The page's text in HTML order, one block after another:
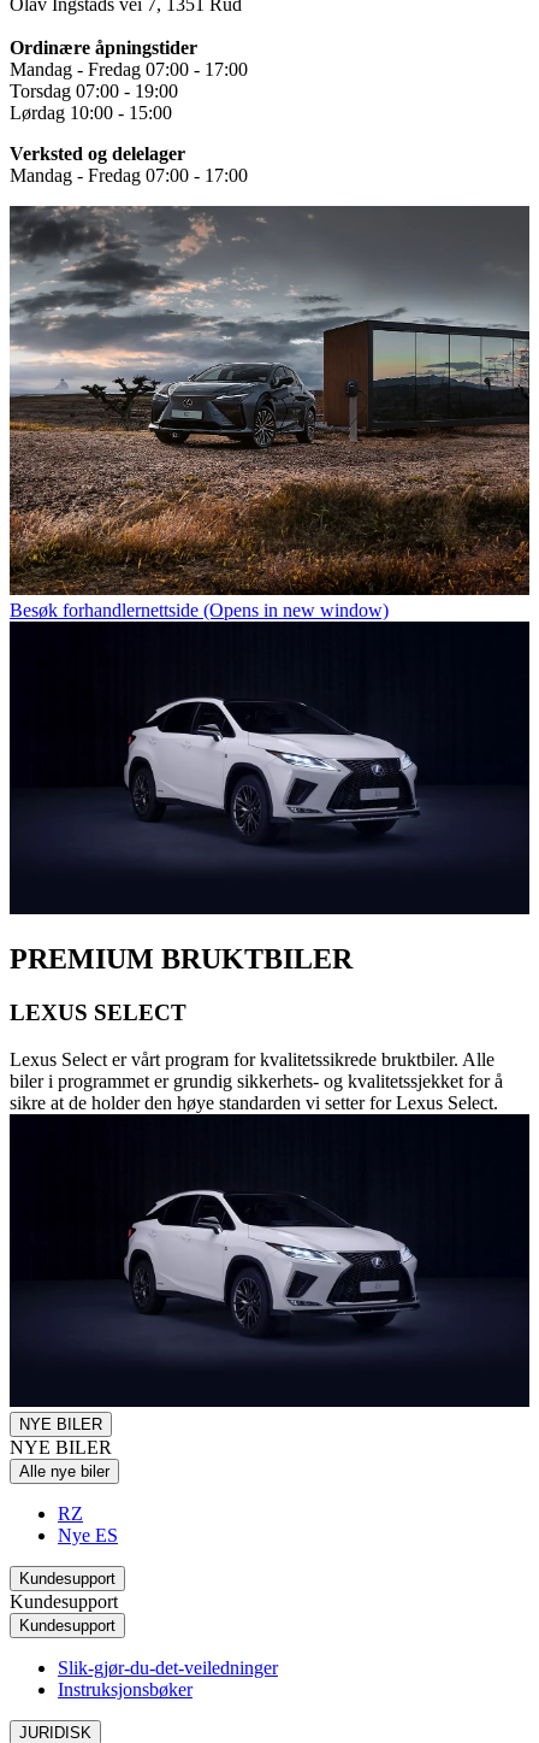
Olav Ingstads vei 7, 1351 Rud
Ordinære åpningstider
Mandag - Fredag 07:00 - 17:00
Torsdag 07:00 - 19:00
Lørdag 10:00 - 15:00
Verksted og delelager
Mandag - Fredag 07:00 - 17:00
Besøk forhandlernettside (Opens in new window)
PREMIUM BRUKTBILER
LEXUS SELECT
Lexus Select er vårt program for kvalitetssikrede bruktbiler. Alle
biler i programmet er grundig sikkerhets- og kvalitetssjekket for å
sikre at de holder den høye standarden vi setter for Lexus Select.
NYE BILER
NYE BILER
Alle nye biler
RZ
Nye ES
Kundesupport
Kundesupport
Kundesupport
Slik-gjør-du-det-veiledninger
Instruksjonsbøker
JURIDISK